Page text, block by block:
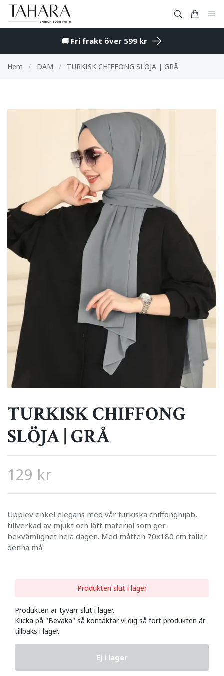
🚚 Fri frakt över 599 kr
Hem / DAM / TURKISK CHIFFONG SLÖJA | GRÅ
TURKISK CHIFFONG
SLÖJA | GRÅ
129 kr
Upplev enkel elegans med vår turkiska chiffonghijab,
tillverkad av mjukt och lätt material som ger
bekvämlighet hela dagen. Med måtten 70x180 cm faller
denna må
Produkten slut i lager
Produkten är tyvärr slut i lager.
Klicka på "Bevaka" så kontaktar vi dig så fort produkten är
tillbaks i lager.
Ej i lager